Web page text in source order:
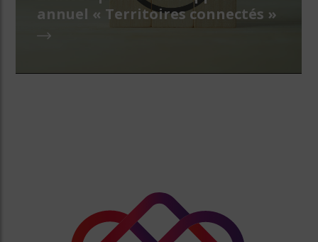
annuel « Territoires connectés »